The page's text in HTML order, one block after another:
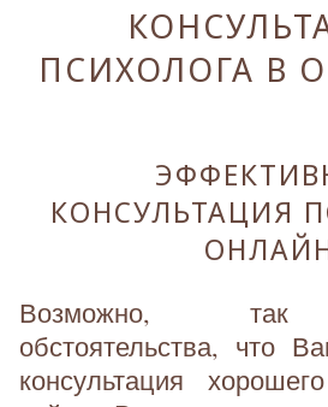
ПСИХОЛОГА В
КОНСУЛЬТАЦИЯ
Возможно, так
обстоятельства, что
консультация